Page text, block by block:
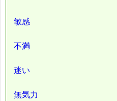
敏感
不満
迷い
無気力